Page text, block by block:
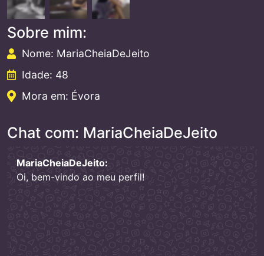
Sobre mim:
Nome: MariaCheiaDeJeito
Idade: 48
Mora em: Évora
Chat com: MariaCheiaDeJeito
MariaCheiaDeJeito:
Oi, bem-vindo ao meu perfil!